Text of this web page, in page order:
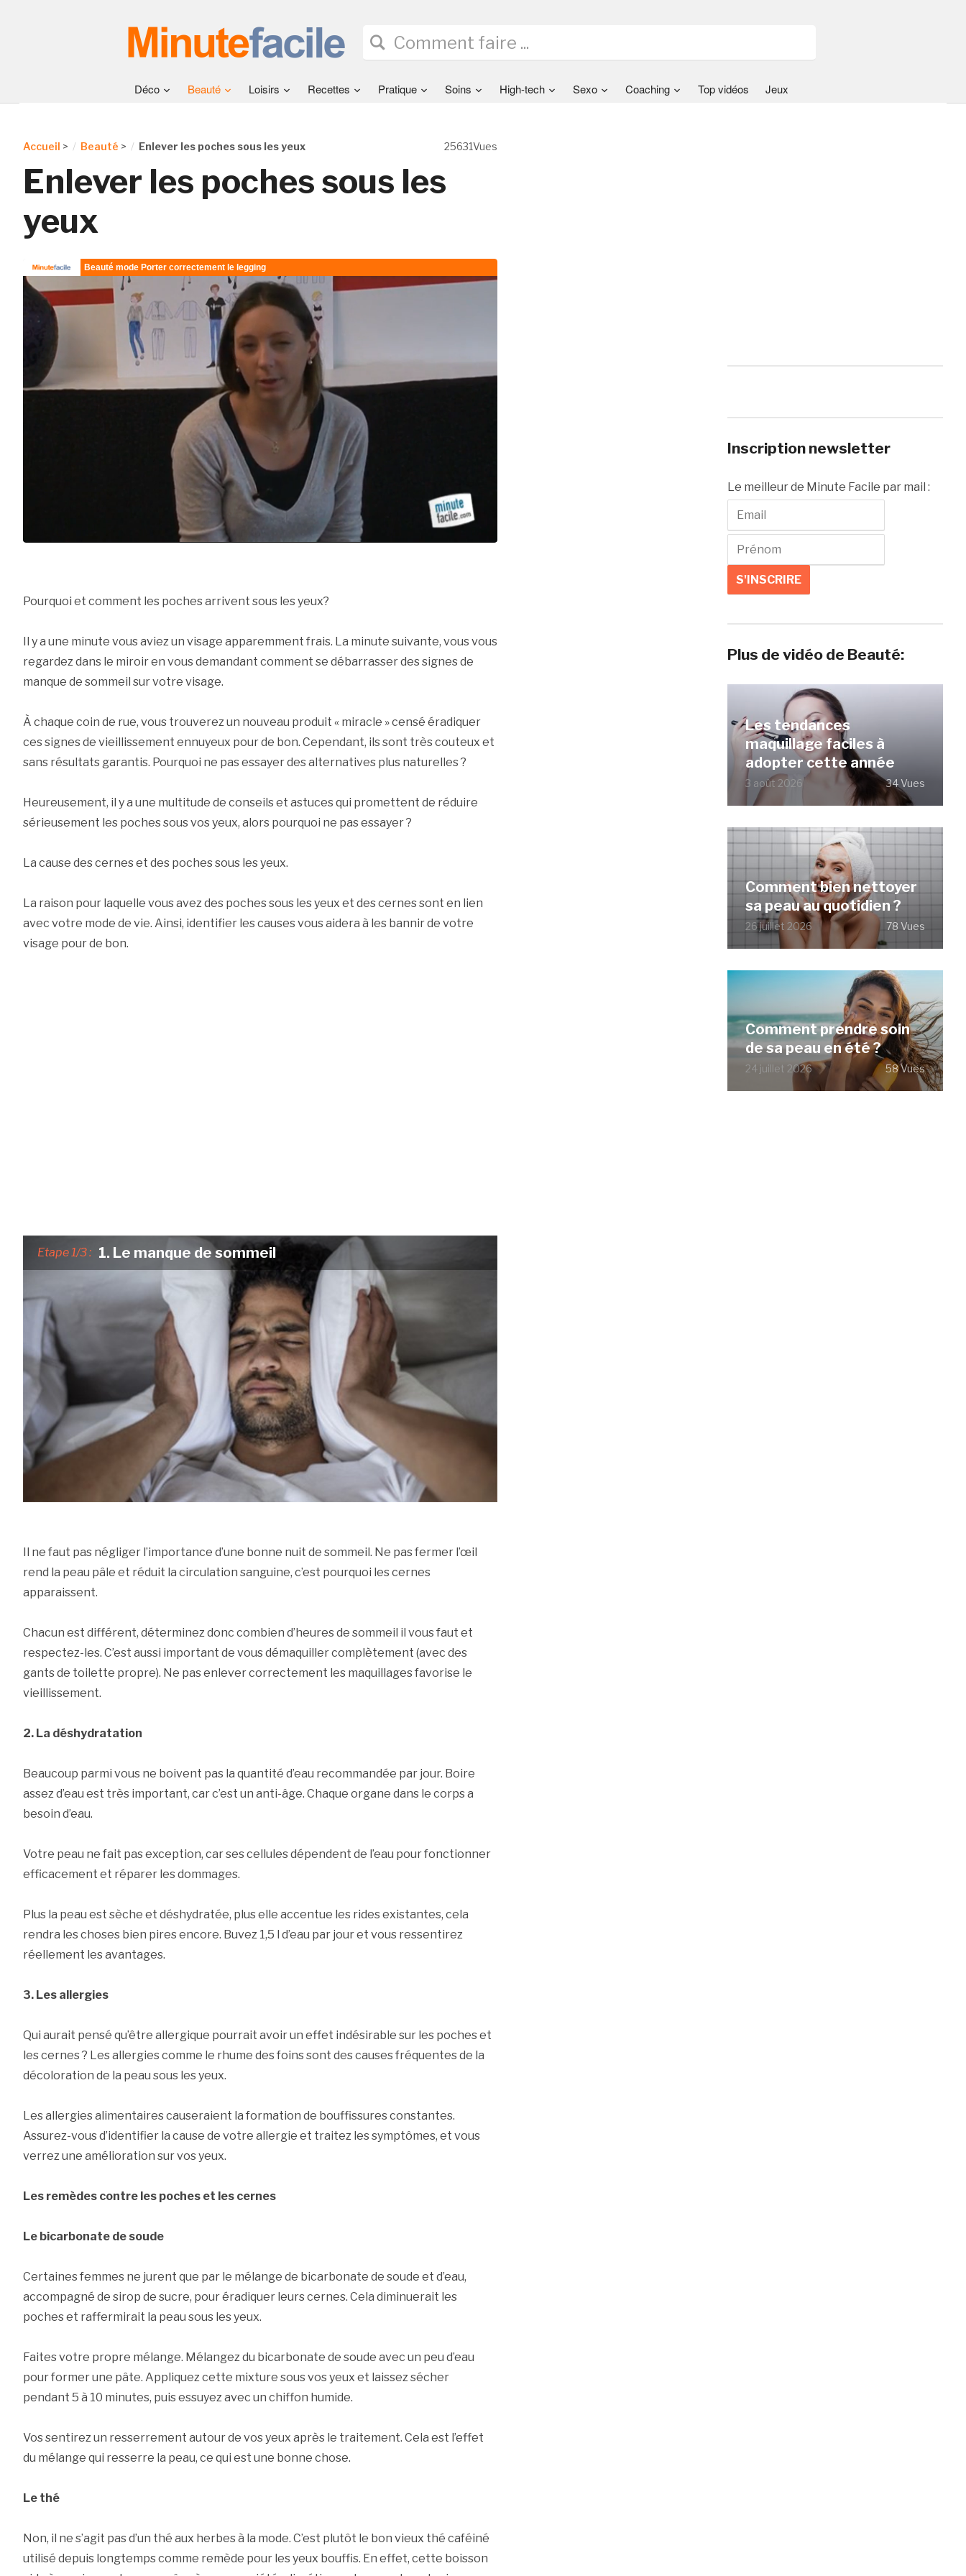
Déco Beauté Loisirs Recettes Pratique Soins High-tech Sexo Coaching Top vidéos Jeux
25631Vues
Accueil > Beauté > Enlever les poches sous les yeux
Enlever les poches sous les
yeux
Pourquoi et comment les poches arrivent sous les yeux?
Il y a une minute vous aviez un visage apparemment frais. La minute suivante, vous vous
regardez dans le miroir en vous demandant comment se débarrasser des signes de
manque de sommeil sur votre visage.
À chaque coin de rue, vous trouverez un nouveau produit « miracle » censé éradiquer
ces signes de vieillissement ennuyeux pour de bon. Cependant, ils sont très couteux et
sans résultats garantis. Pourquoi ne pas essayer des alternatives plus naturelles ?
Heureusement, il y a une multitude de conseils et astuces qui promettent de réduire
sérieusement les poches sous vos yeux, alors pourquoi ne pas essayer ?
La cause des cernes et des poches sous les yeux.
La raison pour laquelle vous avez des poches sous les yeux et des cernes sont en lien
avec votre mode de vie. Ainsi, identifier les causes vous aidera à les bannir de votre
visage pour de bon.
Etape 1/3 : 1. Le manque de sommeil
Il ne faut pas négliger l’importance d’une bonne nuit de sommeil. Ne pas fermer l’œil
rend la peau pâle et réduit la circulation sanguine, c’est pourquoi les cernes
apparaissent.
Chacun est différent, déterminez donc combien d’heures de sommeil il vous faut et
respectez-les. C’est aussi important de vous démaquiller complètement (avec des
gants de toilette propre). Ne pas enlever correctement les maquillages favorise le
vieillissement.
2. La déshydratation
Beaucoup parmi vous ne boivent pas la quantité d’eau recommandée par jour. Boire
assez d’eau est très important, car c’est un anti-âge. Chaque organe dans le corps a
besoin d’eau.
Votre peau ne fait pas exception, car ses cellules dépendent de l’eau pour fonctionner
efficacement et réparer les dommages.
Plus la peau est sèche et déshydratée, plus elle accentue les rides existantes, cela
rendra les choses bien pires encore. Buvez 1,5 l d’eau par jour et vous ressentirez
réellement les avantages.
3. Les allergies
Qui aurait pensé qu’être allergique pourrait avoir un effet indésirable sur les poches et
les cernes ? Les allergies comme le rhume des foins sont des causes fréquentes de la
décoloration de la peau sous les yeux.
Les allergies alimentaires causeraient la formation de bouffissures constantes.
Assurez-vous d’identifier la cause de votre allergie et traitez les symptômes, et vous
verrez une amélioration sur vos yeux.
Les remèdes contre les poches et les cernes
Le bicarbonate de soude
Certaines femmes ne jurent que par le mélange de bicarbonate de soude et d’eau,
accompagné de sirop de sucre, pour éradiquer leurs cernes. Cela diminuerait les
poches et raffermirait la peau sous les yeux.
Faites votre propre mélange. Mélangez du bicarbonate de soude avec un peu d’eau
pour former une pâte. Appliquez cette mixture sous vos yeux et laissez sécher
pendant 5 à 10 minutes, puis essuyez avec un chiffon humide.
Vos sentirez un resserrement autour de vos yeux après le traitement. Cela est l’effet
du mélange qui resserre la peau, ce qui est une bonne chose.
Le thé
Non, il ne s’agit pas d’un thé aux herbes à la mode. C’est plutôt le bon vieux thé caféiné
utilisé depuis longtemps comme remède pour les yeux bouffis. En effet, cette boisson
Inscription newsletter
Le meilleur de Minute Facile par mail :
Plus de vidéo de Beauté:
Les tendances
maquillage faciles à
adopter cette année
3 août 2026 34 Vues
Comment bien nettoyer
sa peau au quotidien ?
26 juillet 2026 78 Vues
Comment prendre soin
de sa peau en été ?
24 juillet 2026 58 Vues